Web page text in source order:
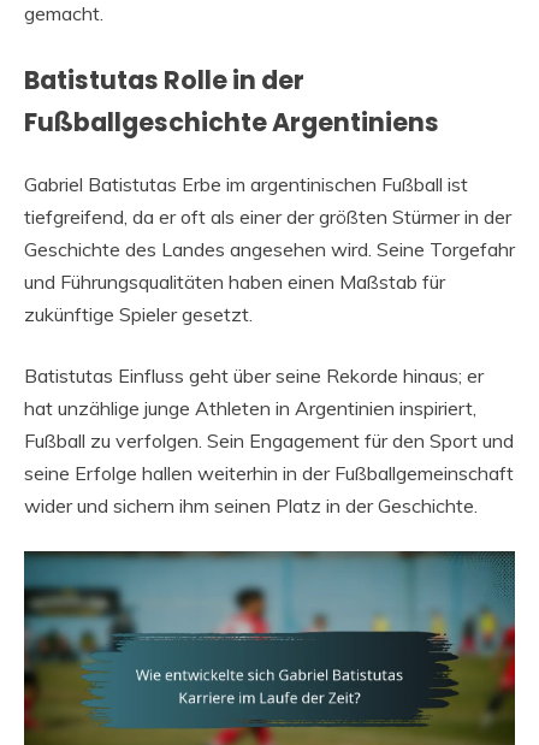
gemacht.
Batistutas Rolle in der
Fußballgeschichte Argentiniens
Gabriel Batistutas Erbe im argentinischen Fußball ist
tiefgreifend, da er oft als einer der größten Stürmer in der
Geschichte des Landes angesehen wird. Seine Torgefahr
und Führungsqualitäten haben einen Maßstab für
zukünftige Spieler gesetzt.
Batistutas Einfluss geht über seine Rekorde hinaus; er
hat unzählige junge Athleten in Argentinien inspiriert,
Fußball zu verfolgen. Sein Engagement für den Sport und
seine Erfolge hallen weiterhin in der Fußballgemeinschaft
wider und sichern ihm seinen Platz in der Geschichte.